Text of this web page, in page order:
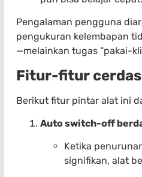
Pengalaman pengguna
pengukuran kelembapan
—melainkan tugas “pakai-
Fitur-fitur
Berikut fitur pintar alat ini
Auto switch-off
Ketika
signifikan, alat